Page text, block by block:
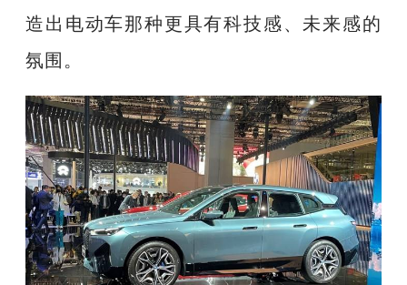
造出电动车那种更具有科技感、未来感的
氛围。